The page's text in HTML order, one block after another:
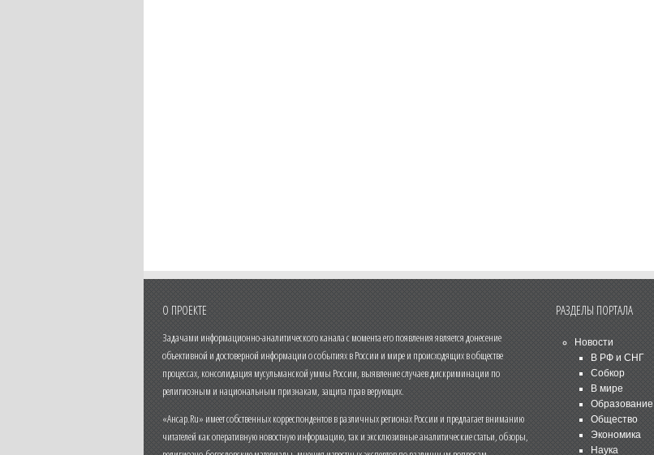
О ПРОЕКТЕ
Задачами информационно-аналитического канала с момента его появления является донесение
объективной и достоверной информации о событиях в России и мире и происходящих в обществе
процессах, консолидация мусульманской уммы России, выявление случаев дискриминации по
религиозным и национальным признакам, защита прав верующих.
«Ансар.Ru» имеет собственных корреспондентов в различных регионах России и предлагает вниманию
читателей как оперативную новостную информацию, так и эксклюзивные аналитические статьи, обзоры,
РАЗДЕЛЫ ПОРТАЛА
Новости
В РФ и СНГ
Собкор
В мире
Образование
Общество
Экономика
Наука